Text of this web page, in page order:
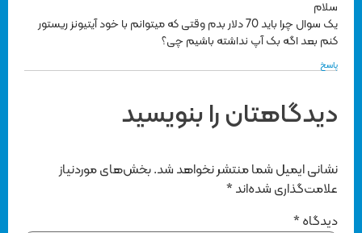
یک سوال چرا باید 70 دلار بدم وقتی که میتوانم با خود آیتیونز ریستور
کنم بعد اگه بک آپ نداشته باشیم چی؟
دیدگاهتان را بنویسید
نشانی ایمیل شما منتشر نخواهد شد. بخش‌های موردنیاز
علامت‌گذاری شده‌اند*
دیدگاه*